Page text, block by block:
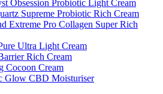
Obsession Probiotic Light Cream
Supreme Probiotic Rich Cream
Extreme Pro Collagen Super Rich
Ultra Light Cream
Rich Cream
Cocoon Cream
Glow CBD Moisturiser